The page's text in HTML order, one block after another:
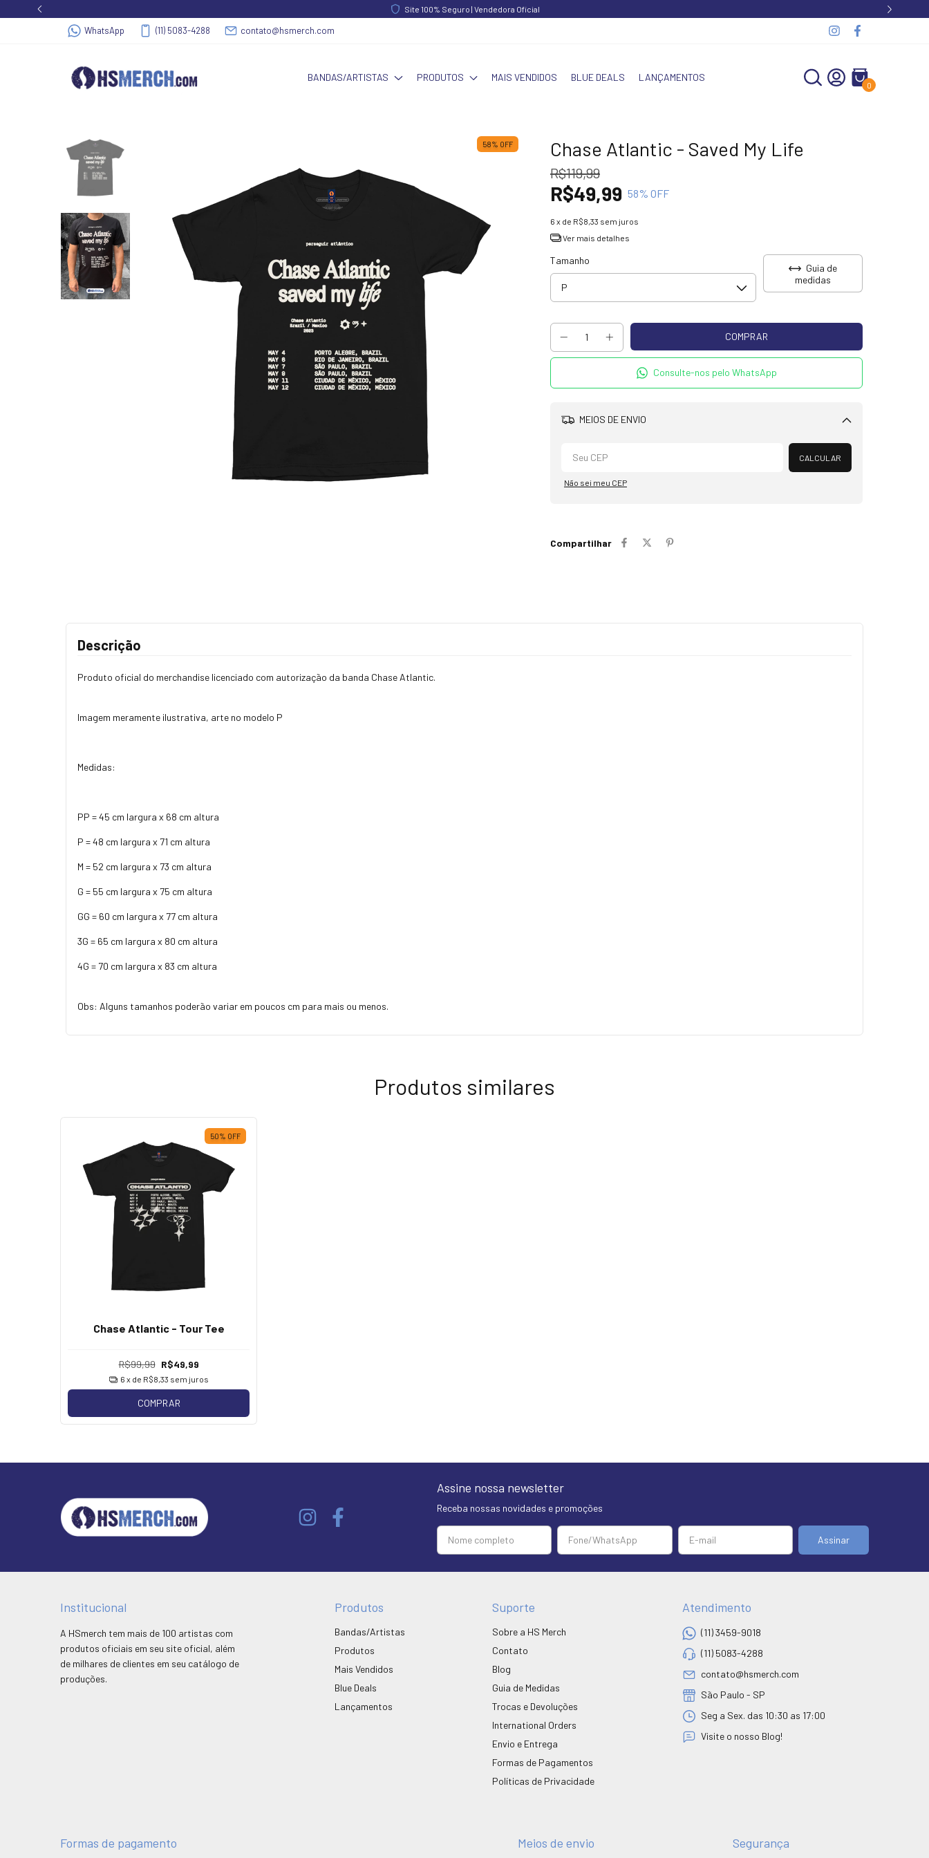
Site 100% Seguro | Vendedora Oficial
WhatsApp (11) 5083-4288 contato@hsmerch.com
BANDAS/ARTISTAS PRODUTOS MAIS VENDIDOS BLUE DEALS LANÇAMENTOS
0
58% OFF Chase Atlantic - Saved My Life
R$119,99
R$49,99 58% OFF
6 x de R$8,33 sem juros
Ver mais detalhes
Tamanho
Guia de
medidas
Consulte-nos pelo WhatsApp
MEIOS DE ENVIO
Alterar CEP
CALCULAR
Não sei meu CEP
Compartilhar
Descrição
Produto oficial do merchandise licenciado com autorização da banda Chase Atlantic.
Imagem meramente ilustrativa, arte no modelo P
Medidas:
PP = 45 cm largura x 68 cm altura
P = 48 cm largura x 71 cm altura
M = 52 cm largura x 73 cm altura
G = 55 cm largura x 75 cm altura
GG = 60 cm largura x 77 cm altura
3G = 65 cm largura x 80 cm altura
4G = 70 cm largura x 83 cm altura
Obs: Alguns tamanhos poderão variar em poucos cm para mais ou menos.
Produtos similares
50% OFF
Chase Atlantic - Tour Tee
R$99,99 R$49,99
6 x de R$8,33 sem juros
COMPRAR
Assine nossa newsletter
Receba nossas novidades e promoções
Institucional
A HSmerch tem mais de 100 artistas com
produtos oficiais em seu site oficial, além
de milhares de clientes em seu catálogo de
produções.
Produtos
Bandas/Artistas
Produtos
Mais Vendidos
Blue Deals
Lançamentos
Suporte
Sobre a HS Merch
Contato
Blog
Guia de Medidas
Trocas e Devoluções
International Orders
Envio e Entrega
Formas de Pagamentos
Políticas de Privacidade
Atendimento
(11) 3459-9018
(11) 5083-4288
contato@hsmerch.com
São Paulo - SP
Seg a Sex. das 10:30 as 17:00
Visite o nosso Blog!
Formas de pagamento Meios de envio Segurança